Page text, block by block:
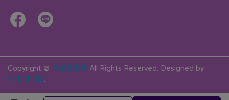
Copyright © 信望愛書房 All Rights Reserved. Designed by
CYBERBIZ.